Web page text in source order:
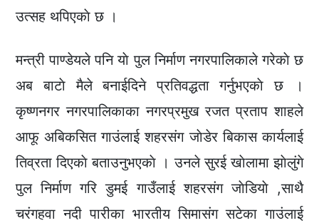
उत्सह थपिएकाे छ ।
मन्त्री पाण्डेयले पनि याे पुल निर्माण नगरपालिकाले गरेकाे छ
अब बाटाे मैले बनाईदिने प्रतिवद्धता गर्नुभएकाे छ ।
कृष्णनगर नगरपालिकाका नगरप्रमुख रजत प्रताप शाहले
आफू अबिकसित गाउंलाई शहरसंग जाेडेर बिकास कार्यलाई
तिव्रता दिएकाे बताउनुभएकाे । उनले सुरई खाेलामा झाेलुंगे
पुल निर्माण गरि डुमई गाउँलाई शहरसंग जाेडियाे ,साथै
चरंगहवा नदी पारीका भारतीय सिमासंग सटेका गाउंलाई